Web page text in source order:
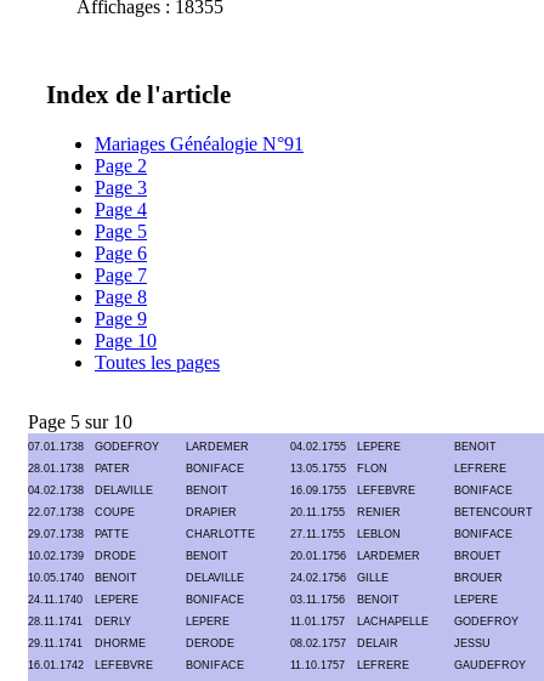
Affichages : 18355
Index de l'article
Mariages Généalogie N°91
Page 2
Page 3
Page 4
Page 5
Page 6
Page 7
Page 8
Page 9
Page 10
Toutes les pages
Page 5 sur 10
07.01.1738 GODEFROY LARDEMER 04.02.1755 LEPERE
BENOIT
28.01.1738
PATER BONIFACE 13.05.1755 FLON
LEFRERE
04.02.1738
DELAVILLE BENOIT 16.09.1755 LEFEBVRE
BONIFACE
22.07.1738
COUPE DRAPIER 20.11.1755 RENIER
BETENCOURT
29.07.1738
PATTE CHARLOTTE 27.11.1755 LEBLON
BONIFACE
10.02.1739
DRODE BENOIT 20.01.1756 LARDEMER
BROUET
10.05.1740
BENOIT DELAVILLE 24.02.1756 GILLE
BROUER
24.11.1740
LEPERE BONIFACE 03.11.1756 BENOIT
LEPERE
28.11.1741
DERLY LEPERE 11.01.1757 LACHAPELLE
GODEFROY
29.11.1741
DHORME DERODE 08.02.1757 DELAIR
JESSU
16.01.1742
LEFEBVRE BONIFACE 11.10.1757 LEFRERE GAUDEFROY